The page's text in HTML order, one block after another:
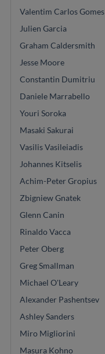
Valentim Carlos Gomes
Julien Garcia
Graham Caldersmith
Jesse Moore
Constantin Dumitriu
Daniele Marrabello
Youri Soroka
Masaki Sakurai
Vasilis Vasileiadis
Johannes Kitselis
Achim-Peter Gropius
Zbigniew Gnatek
Glenn Canin
Rinaldo Vacca
Peter Oberg
Greg Smallman
Michael O'Leary
Alexander Pashentsev
Ashley Sanders
Miro Migliorini
Masura Kohno